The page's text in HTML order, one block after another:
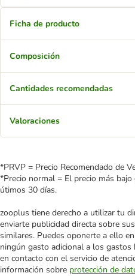
Ficha de producto
Composición
Cantidades recomendadas
Valoraciones
*PRVP = Precio Recomendado de
*Precio normal = El precio más
útimos 30 días.
zooplus tiene derecho a utilizar tu
enviarte publicidad directa sobre
similares. Puedes oponerte a ello
ningún gasto adicional a los
en contacto con el servicio de
información sobre protección de